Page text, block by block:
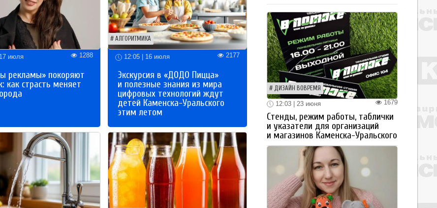
июля 1288
рекламы» покоряют
как страсть меняет
АЛГОРИТМИКА
12:05 | 16 июля 2177
Экскурсия в «ДОДО Пицца»
и полезные знания из мира
цифровых технологий ждут
детей Каменска-Уральского
этим летом
ДИЗАЙН ВОВРЕМЯ
1679
12:03 | 23 июня
Стенды, режим работы, таблички
и указатели для организаций
и магазинов Каменска-Уральского